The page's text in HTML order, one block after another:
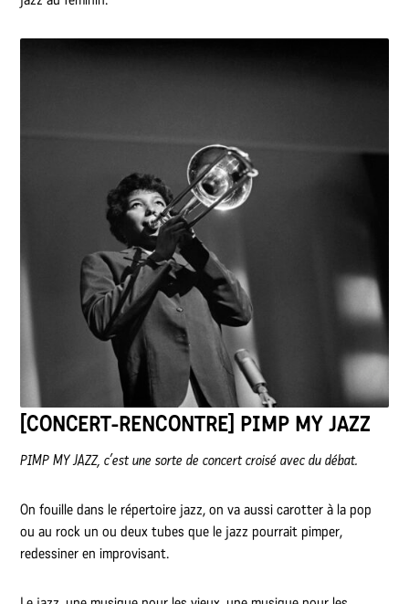
[CONCERT-RENCONTRE] PIMP MY JAZZ
PIMP MY JAZZ, c’est une sorte de concert croisé avec du débat.
On fouille dans le répertoire jazz, on va aussi carotter à la pop
ou au rock un ou deux tubes que le jazz pourrait pimper,
redessiner en improvisant.